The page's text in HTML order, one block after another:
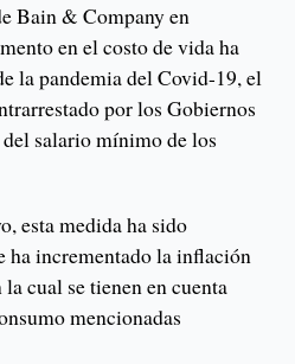
Bain & Company en
en el costo de vida ha
la pandemia del Covid-19, el
por los Gobiernos
salario mínimo de los
esta medida ha sido
ha incrementado la inflación
cual se tienen en cuenta
mencionadas